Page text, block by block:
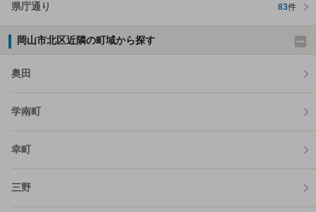
県庁通り 83件
岡山市北区近隣の町域から探す
奥田
学南町
幸町
三野